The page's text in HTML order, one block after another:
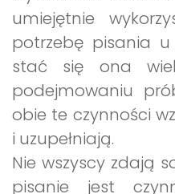
umiejętnie
potrzebę pisania u
stać się ona
podejmowaniu
obie te czynności
i uzupełniają.
Nie wszyscy zdają
pisanie jest